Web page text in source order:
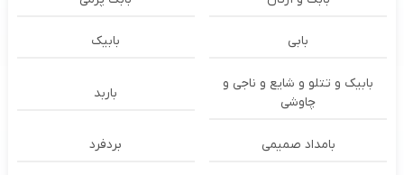
بابی بابیک
بابیک و تتلو و شایع و ناجی و
چاوشی
باربد
بامداد صمیمی بردفرد